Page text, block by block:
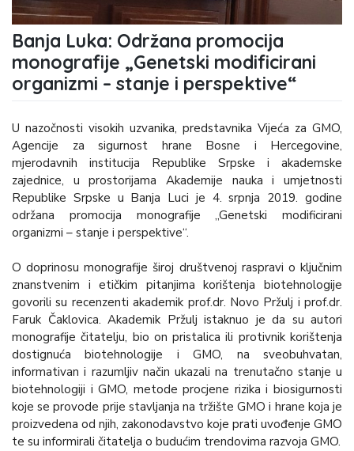
Banja Luka: Održana promocija
monografije „Genetski modificirani
organizmi – stanje i perspektive“
U nazočnosti visokih uzvanika, predstavnika Vijeća za GMO,
Agencije za sigurnost hrane Bosne i Hercegovine,
mjerodavnih institucija Republike Srpske i akademske
zajednice, u prostorijama Akademije nauka i umjetnosti
Republike Srpske u Banja Luci je 4. srpnja 2019. godine
održana promocija monografije „Genetski modificirani
organizmi – stanje i perspektive“.
O doprinosu monografije široj društvenoj raspravi o ključnim
znanstvenim i etičkim pitanjima korištenja biotehnologije
govorili su recenzenti akademik prof.dr. Novo Pržulj i prof.dr.
Faruk Čaklovica. Akademik Pržulj istaknuo je da su autori
monografije čitatelju, bio on pristalica ili protivnik korištenja
dostignuća biotehnologije i GMO, na sveobuhvatan,
informativan i razumljiv način ukazali na trenutačno stanje u
biotehnologiji i GMO, metode procjene rizika i biosigurnosti
koje se provode prije stavljanja na tržište GMO i hrane koja je
proizvedena od njih, zakonodavstvo koje prati uvođenje GMO
te su informirali čitatelja o budućim trendovima razvoja GMO.